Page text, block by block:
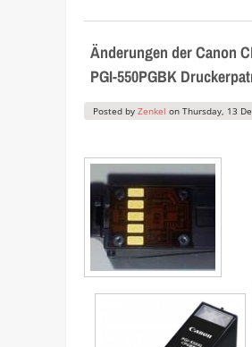
Änderungen der Canon
PGI-550PGBK
Posted by Zenkel on Thursday, 13